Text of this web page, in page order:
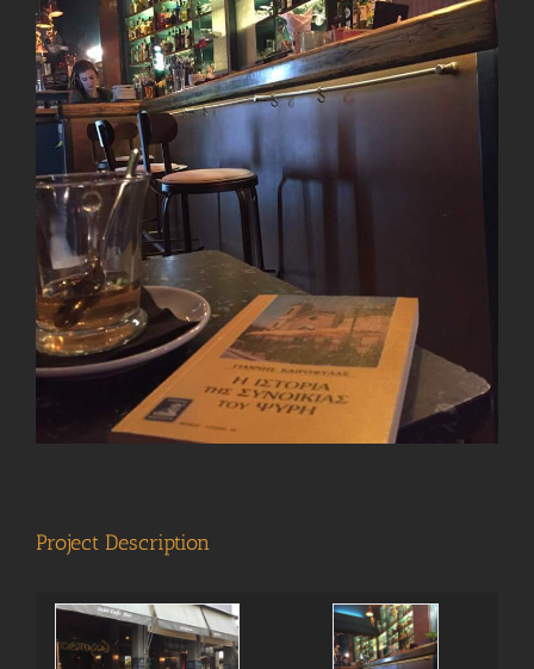
Project Description